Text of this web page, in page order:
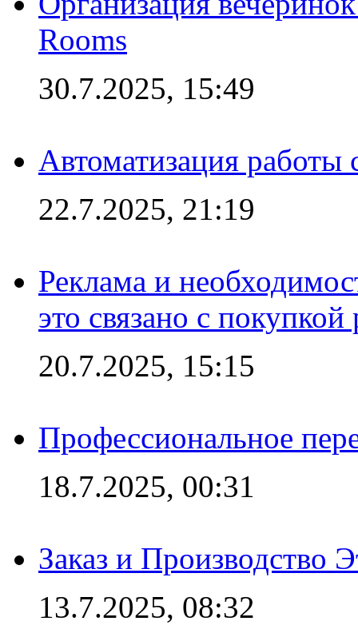
Rooms
30.7.2025, 15:49
Автоматизация работы
22.7.2025, 21:19
Реклама и
это связано с покупкой
20.7.2025, 15:15
Профессиональное
18.7.2025, 00:31
Заказ и Производство
13.7.2025, 08:32